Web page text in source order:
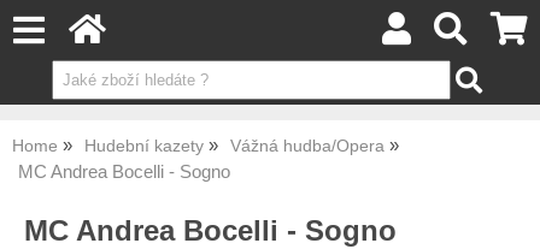
Home Hudební kazety Vážná hudba/Opera
MC Andrea Bocelli - Sogno
MC Andrea Bocelli - Sogno